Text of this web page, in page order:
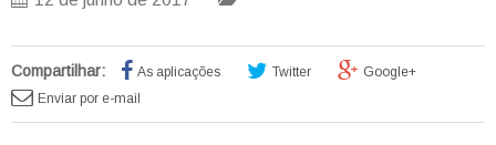
Compartilhar: As aplicações Twitter
Google+
Enviar por e-mail